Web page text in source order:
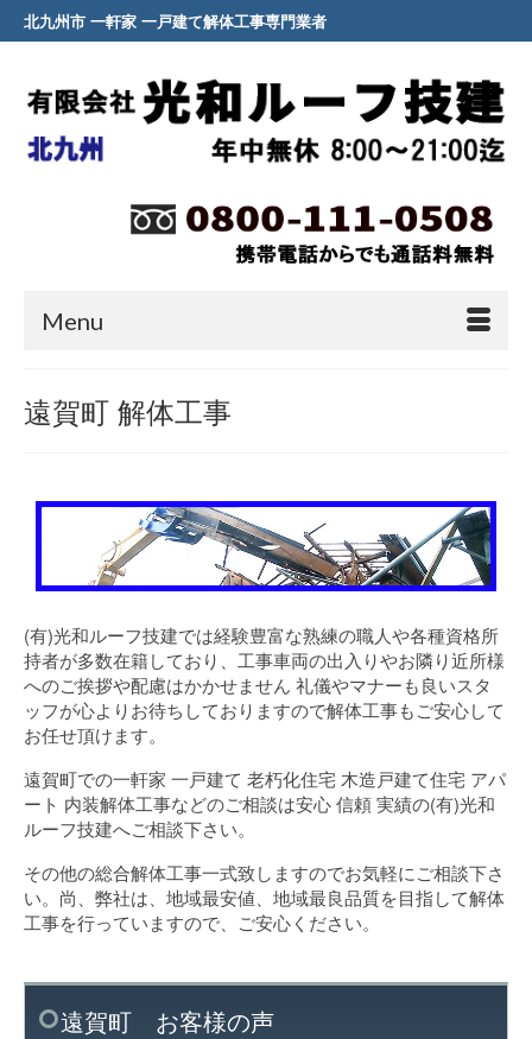
北九州市 一軒家 一戸建て解体工事専門業者
Menu
遠賀町 解体工事
(有)光和ルーフ技建では経験豊富な熟練の職人や各種資格所
持者が多数在籍しており、工事車両の出入りやお隣り近所様
へのご挨拶や配慮はかかせません 礼儀やマナーも良いスタ
ッフが心よりお待ちしておりますので解体工事もご安心して
お任せ頂けます。
遠賀町での一軒家 一戸建て 老朽化住宅 木造戸建て住宅 アパ
ート 内装解体工事などのご相談は安心 信頼 実績の(有)光和
ルーフ技建へご相談下さい。
その他の総合解体工事一式致しますのでお気軽にご相談下さ
い。尚、弊社は、地域最安値、地域最良品質を目指して解体
工事を行っていますので、ご安心ください。
遠賀町 お客様の声